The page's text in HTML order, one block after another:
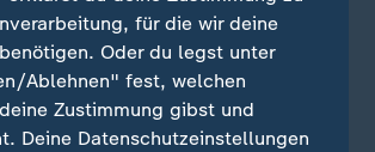
Videos
für die wir deine
Oder du legst unter
Ablehnen" fest, welchen
Zustimmung gibst und
Deine Datenschutzeinstellungen